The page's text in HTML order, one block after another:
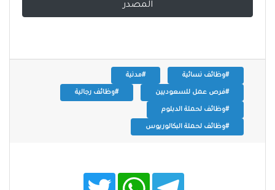
المصدر
#وظائف نسائية #مدنية
#فرص عمل للسعوديين #وظائف رجالية
#وظائف لحملة الدبلوم
#وظائف لحملة البكالوريوس
T
w
W
h
T